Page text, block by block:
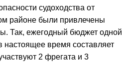
судоходства от
районе были привлечены
Так, ежегодный бюджет одной
настоящее время составляет
2 фрегата и 3